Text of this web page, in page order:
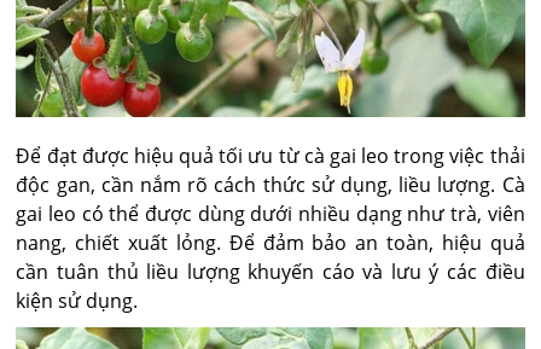
Để đạt được hiệu quả tối ưu từ cà gai leo trong việc thải
độc gan, cần nắm rõ cách thức sử dụng, liều lượng. Cà
gai leo có thể được dùng dưới nhiều dạng như trà, viên
nang, chiết xuất lỏng. Để đảm bảo an toàn, hiệu quả
cần tuân thủ liều lượng khuyến cáo và lưu ý các điều
kiện sử dụng.